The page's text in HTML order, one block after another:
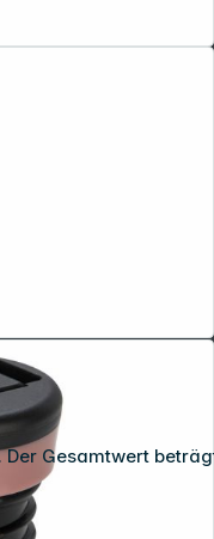
Der Gesamtwert
850 ml